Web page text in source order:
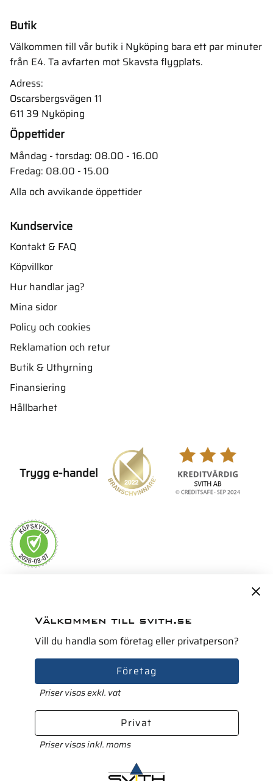
Butik
Välkommen till vår butik i Nyköping bara ett par minuter
från E4. Ta avfarten mot Skavsta flygplats.
Adress:
Oscarsbergsvägen 11
611 39 Nyköping
Öppettider
Måndag - torsdag: 08.00 - 16.00
Fredag: 08.00 - 15.00
Alla och avvikande öppettider
Kundservice
Kontakt & FAQ
Köpvillkor
Hur handlar jag?
Mina sidor
Policy och cookies
Reklamation och retur
Butik & Uthyrning
Finansiering
Hållbarhet
Trygg e-handel
Välkommen till svith.se
Vill du handla som företag eller privatperson?
Företag
Priser visas exkl. vat
Privat
Priser visas inkl. moms